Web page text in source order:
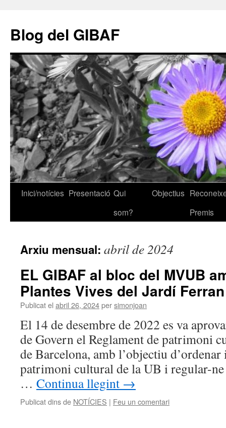
contingut
Blog del GIBAF
Inici/notícies Presentació Qui
som?
Objectius
Premis
Arxiu mensual: abril de 2024
EL GIBAF al bloc del MVUB
Plantes Vives del Jardí
Publicat el abril 26, 2024persimonjoan
El 14 de desembre de 2022 es va
de Govern el Reglament de patrimoni
de Barcelona, amb l’objectiu
patrimoni cultural de la UB i regular-
… Continua llegint →
Publicat dins de NOTÍCIES | Feu un comentari